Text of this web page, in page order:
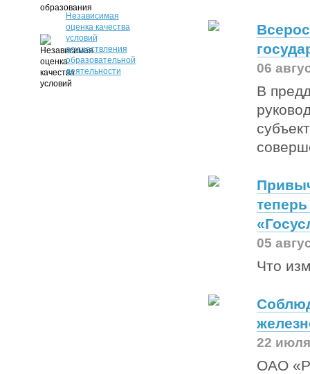
06
В
05
Что
22
ОАО
Независимая
оценка качества
условий
осуществления
образовательной
деятельности